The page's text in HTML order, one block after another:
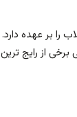
بر عهده دارد.
از رایج ترین